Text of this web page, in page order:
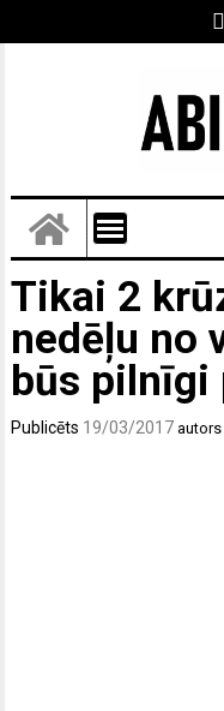
Tikai 2
nedēļu no
būs pilnīgi
Publicēts 19/03/2017 autors